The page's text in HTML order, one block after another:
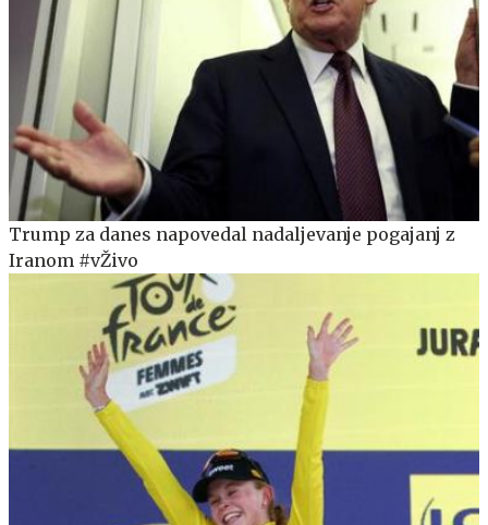
Trump za danes napovedal nadaljevanje pogajanj z
Iranom #vŽivo